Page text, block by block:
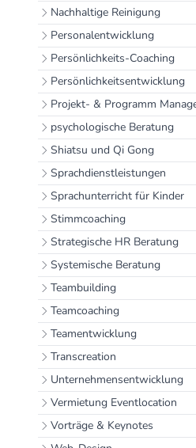
Nachhaltige Reinigung
Personalentwicklung
Persönlichkeits-Coaching
Persönlichkeitsentwicklung
Projekt- & Programm
psychologische Beratung
Shiatsu und Qi Gong
Sprachdienstleistungen
Sprachunterricht für Kinder
Stimmcoaching
Strategische HR Beratung
Systemische Beratung
Teambuilding
Teamcoaching
Teamentwicklung
Transcreation
Unternehmensentwicklung
Vermietung Eventlocation
Vorträge & Keynotes